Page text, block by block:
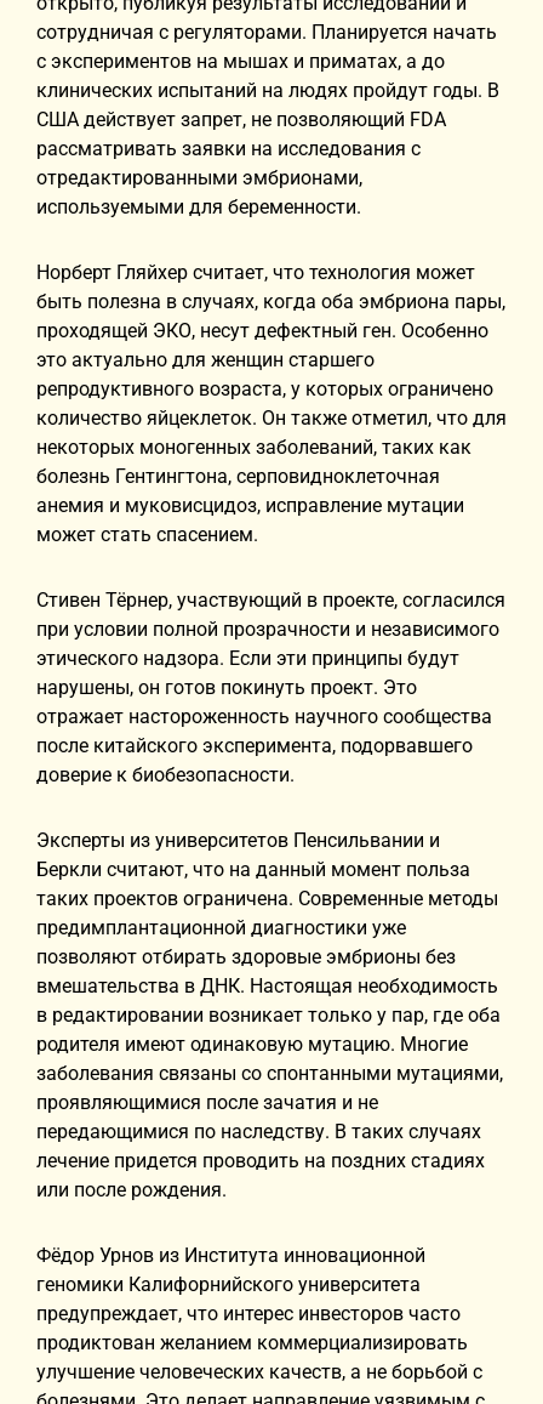
сотрудничая с регуляторами. Планируется начать
с экспериментов на мышах и приматах, а до
клинических испытаний на людях пройдут годы. В
США действует запрет, не позволяющий FDA
рассматривать заявки на исследования с
отредактированными эмбрионами,
используемыми для беременности.
Норберт Гляйхер считает, что технология может
быть полезна в случаях, когда оба эмбриона пары,
проходящей ЭКО, несут дефектный ген. Особенно
это актуально для женщин старшего
репродуктивного возраста, у которых ограничено
количество яйцеклеток. Он также отметил, что для
некоторых моногенных заболеваний, таких как
болезнь Гентингтона, серповидноклеточная
анемия и муковисцидоз, исправление мутации
может стать спасением.
Стивен Тёрнер, участвующий в проекте, согласился
при условии полной прозрачности и независимого
этического надзора. Если эти принципы будут
нарушены, он готов покинуть проект. Это
отражает настороженность научного сообщества
после китайского эксперимента, подорвавшего
доверие к биобезопасности.
Эксперты из университетов Пенсильвании и
Беркли считают, что на данный момент польза
таких проектов ограничена. Современные методы
предимплантационной диагностики уже
позволяют отбирать здоровые эмбрионы без
вмешательства в ДНК. Настоящая необходимость
в редактировании возникает только у пар, где оба
родителя имеют одинаковую мутацию. Многие
заболевания связаны со спонтанными мутациями,
проявляющимися после зачатия и не
передающимися по наследству. В таких случаях
лечение придется проводить на поздних стадиях
или после рождения.
Фёдор Урнов из Института инновационной
геномики Калифорнийского университета
предупреждает, что интерес инвесторов часто
продиктован желанием коммерциализировать
улучшение человеческих качеств, а не борьбой с